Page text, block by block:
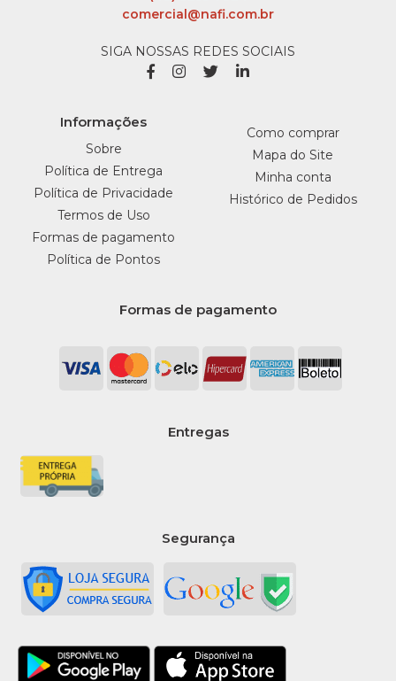
comercial@nafi.com.br
SIGA NOSSAS REDES SOCIAIS
Informações
Sobre
Política de Entrega
Política de Privacidade
Termos de Uso
Formas de pagamento
Política de Pontos
Como comprar
Mapa do Site
Minha conta
Histórico de Pedidos
Formas de pagamento
Entregas
Segurança